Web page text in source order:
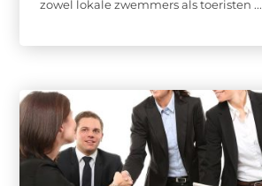
zowel lokale zwemmers als toeristen ...